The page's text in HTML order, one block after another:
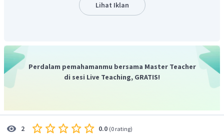
Berdasarkan penjelasan di atas, maka jawaban yang tepat
pada pilihan jawaban adalah 7 mm.
Lihat Iklan
Perdalam pemahamanmu bersama Master Teacher
di sesi Live Teaching, GRATIS!
2 0.0 (0 rating)